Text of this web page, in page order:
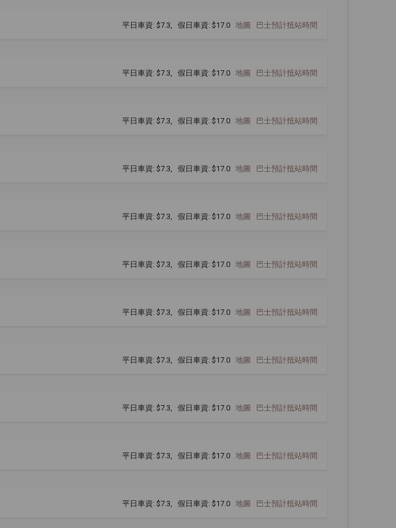
平日車資: $7.3, 假日車資: $17.0 地圖 巴士預計抵站時間
平日車資: $7.3, 假日車資: $17.0 地圖 巴士預計抵站時間
平日車資: $7.3, 假日車資: $17.0 地圖 巴士預計抵站時間
平日車資: $7.3, 假日車資: $17.0 地圖 巴士預計抵站時間
平日車資: $7.3, 假日車資: $17.0 地圖 巴士預計抵站時間
平日車資: $7.3, 假日車資: $17.0 地圖 巴士預計抵站時間
平日車資: $7.3, 假日車資: $17.0 地圖 巴士預計抵站時間
平日車資: $7.3, 假日車資: $17.0 地圖 巴士預計抵站時間
平日車資: $7.3, 假日車資: $17.0 地圖 巴士預計抵站時間
平日車資: $7.3, 假日車資: $17.0 地圖 巴士預計抵站時間
平日車資: $7.3, 假日車資: $17.0 地圖 巴士預計抵站時間